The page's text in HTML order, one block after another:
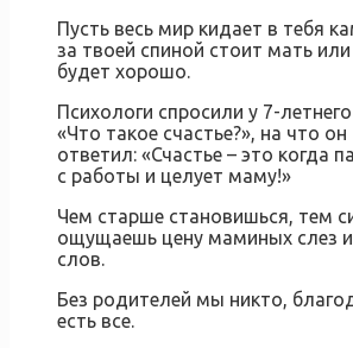
Пусть весь мир кидает в тебя
за твоей спиной стоит мать
будет хорошо.
Психологи спросили у 7-
«Что такое счастье?», на что он
ответил: «Счастье – это когда
с работы и целует маму!»
Чем старше становишься, тем
ощущаешь цену маминых слез
слов.
Без родителей мы никто,
есть все.